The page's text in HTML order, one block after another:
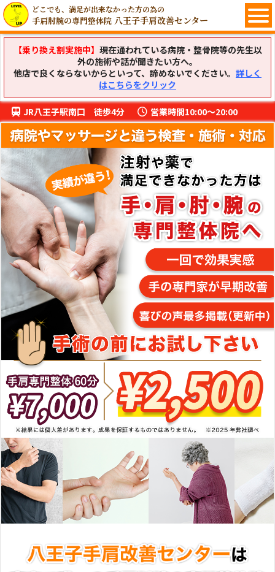
どこでも、満足が出来なかった方の為の
手肩肘腕の専門整体院 八王子手肩改善センター
【乗り換え割実施中】 現在通われている病院・整骨院等の先生以
外の施術や話が聞きたい方へ。
他店で良くならないからといって、諦めないでください。 詳しく
はこちらをクリック
JR八王子駅南口 徒歩4分 営業時間10:00〜20:00